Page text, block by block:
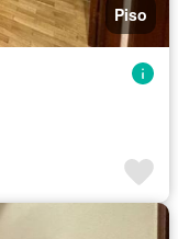
Piso